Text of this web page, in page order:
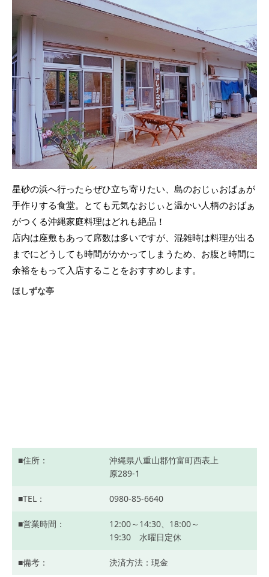
星砂の浜へ行ったらぜひ立ち寄りたい、島のおじぃおばぁが
手作りする食堂。とても元気なおじぃと温かい人柄のおばぁ
がつくる沖縄家庭料理はどれも絶品！
店内は座敷もあって席数は多いですが、混雑時は料理が出る
までにどうしても時間がかかってしまうため、お腹と時間に
余裕をもって入店することをおすすめします。
ほしずな亭
住所
沖縄県八重山郡竹富町西表上
原289-1
TEL 0980-85-6640
営業時間
12:00～14:30、18:00～
19:30 水曜日定休
備考 決済方法：現金